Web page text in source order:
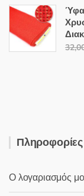
Πληροφορίες
Ο λογαριασμός